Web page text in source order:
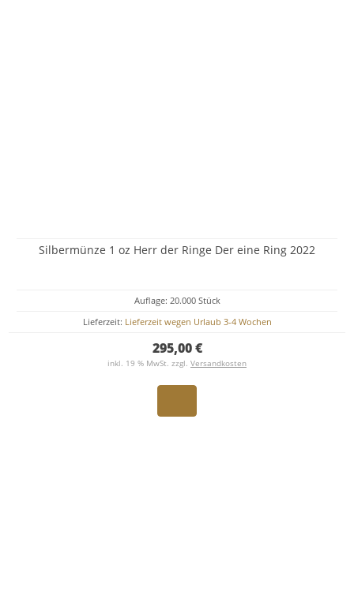
Silbermünze 1 oz Herr der Ringe Der eine Ring 2022
Auflage: 20.000 Stück
Lieferzeit: Lieferzeit wegen Urlaub 3-4 Wochen
295,00 €
inkl. 19 % MwSt. zzgl. Versandkosten